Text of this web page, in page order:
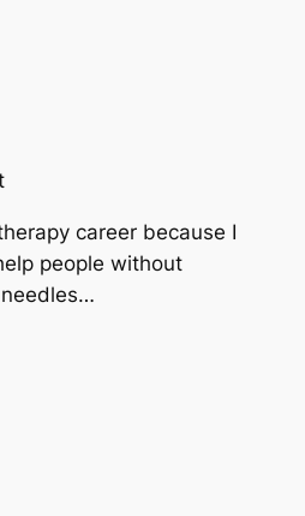
career because I
people without